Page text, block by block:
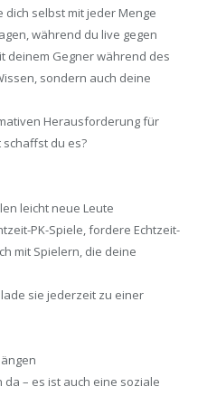
dich selbst mit jeder Menge
während du live gegen
deinem Gegner während des
sondern auch deine
Herausforderung für
du es?
leicht neue Leute
PK-Spiele, fordere Echtzeit-
mit Spielern, die deine
sie jederzeit zu einer
– es ist auch eine soziale